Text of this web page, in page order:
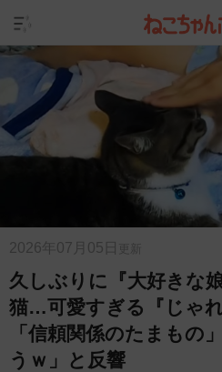
2026年07月05日 更新
久しぶりに『大好きな
猫…可愛すぎる『じゃ
「信頼関係のたまもの
うｗ」と反響